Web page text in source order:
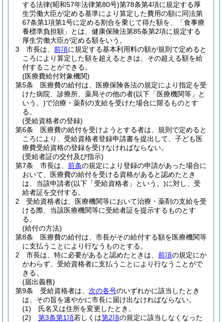
する法律(昭和57年法律第80号)第78条第4項に規定する厚
生労働大臣が定める基準により算定した費用の額に同法第
67条第1項第1号に定める割合を乗じて得た額を、「食事療
養標準負担額」とは、健康保険法第85条第2項に規定する
厚生労働大臣が定める額をいう。
3
市長は、 前項に規定する基本利用料の額が規則で定めると
ころにより算定した額を超えるときは、その超える額を給
付することができる。
(医療費給付対象機関)
第5条
医療費の給付は、医療保険各法の規定により指定を受
けた病院、診療所、薬局その他の者(以下「医療機関等」と
いう。)で治療・薬剤の支給を受けた場合に限るものとす
る。
(受給資格者の登録)
第6条
医療費の給付を受けようとする者は、規則で定めると
ころにより、受給資格者登録申請書を提出して、子ども医
療費受給資格の登録を受けなければならない。
(受給者証の交付及び指示)
第7条
市長は、 前条の規定により登録の申請があった場合に
おいて、医療費の給付を受ける資格があると認めたとき
は、当該申請者(以下「受給資格者」という。)に対し、受
給者証を交付する。
2
受給資格者は、医療機関等において治療・薬剤の支給を受
ける際、当該医療機関等に受給者証を提示するものとす
る。
(給付の方法)
第8条
医療費の給付は、市長がその給付する額を医療機関等
に支払うことにより行なうものとする。
2
市長は、特に必要があると認めたときは、 前項の規定にか
かわらず、受給資格者に支払うことにより行なうことがで
きる。
(届出義務)
第9条
受給資格者は、 次の各号のいずれかに該当したとき
は、その旨を速やかに市長に届け出なければならない。
(1)
氏名又は住所を変更したとき。
(2)
第3条第1項若しくは第2項の規定に該当しなくなった